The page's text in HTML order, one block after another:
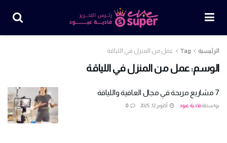
الرئيسية Tag عمل من المنزل في اللياقة
الوسم:عمل من المنزل في اللياقة
7 مشاريع مربحة في مجال العافية واللياقة
بواسطةفادية عبود أكتوبر 12, 2025 0